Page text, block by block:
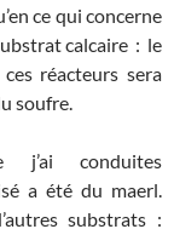
ce qui concerne
calcaire : le
réacteurs sera
soufre.
j’ai conduites
a été du maerl.
substrats :